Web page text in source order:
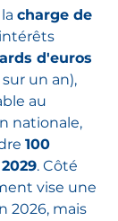
charge de
d'euros
sur un an),
au
nationale,
100
. Côté
vise une
2026, mais